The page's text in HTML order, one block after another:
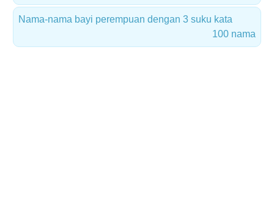
Nama-nama bayi perempuan dengan 3 suku kata
100 nama